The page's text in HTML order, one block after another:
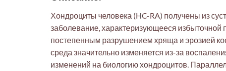
Хондроциты человека (HC-RA) получены из
заболевание, характеризующееся
постепенным разрушением хряща и эрозией
среда значительно изменяется из-за
изменений на биологию хондроцитов.